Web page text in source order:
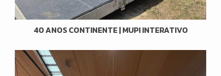
40 ANOS CONTINENTE | MUPI INTERATIVO